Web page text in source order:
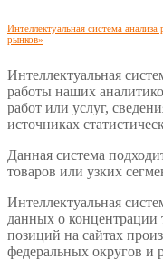
Интеллектуальная система
рынков»
Интеллектуальная
работы наших
работ или услуг,
источниках
Данная система
товаров или узких
Интеллектуальная
данных о концентрации
позиций на сайтах
федеральных округов и